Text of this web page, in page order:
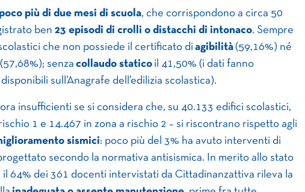
più di due mesi di scuola, che corrispondono a circa 50
ben 23 episodi di crolli o distacchi di intonaco. Sempre
che non possiede il certificato di agibilità(59,16%) né
(57,68%); senza collaudo statico il 41,50% (i dati fanno
sull’Anagrafe dell’edilizia scolastica).
insufficienti se si considera che, su 40.133 edifici scolastici,
1 e 14.467 in zona a rischio 2 – si riscontrano rispetto agli
sismici: poco più del 3% ha avuto interventi di
secondo la normativa antisismica. In merito allo stato
64% dei 361 docenti intervistati da Cittadinanzattiva rileva la